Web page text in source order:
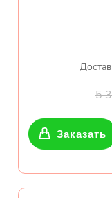
5
Заказать